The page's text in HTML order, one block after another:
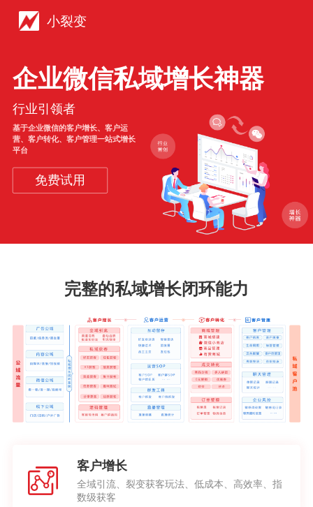
小裂变
企业微信私域增长神器
行业引领者
基于企业微信的客户增长、客户运
营、客户转化、客户管理一站式增长
平台
免费试用
完整的私域增长闭环能力
客户增长
全域引流、裂变获客玩法、低成本、高效率、指
数级获客